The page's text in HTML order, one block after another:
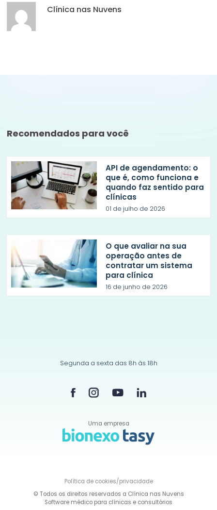
Clínica nas Nuvens
Recomendados para você
API de agendamento: o
que é, como funciona e
quando faz sentido para
clínicas
01 de julho de 2026
O que avaliar na sua
operação antes de
contratar um sistema
para clínica
16 de junho de 2026
Segunda a sexta das 8h às 18h
Uma empresa
Política decookies/privacidade
© Todos os direitos reservados a Clínica nas Nuvens
Software médico para clínicas e consultórios